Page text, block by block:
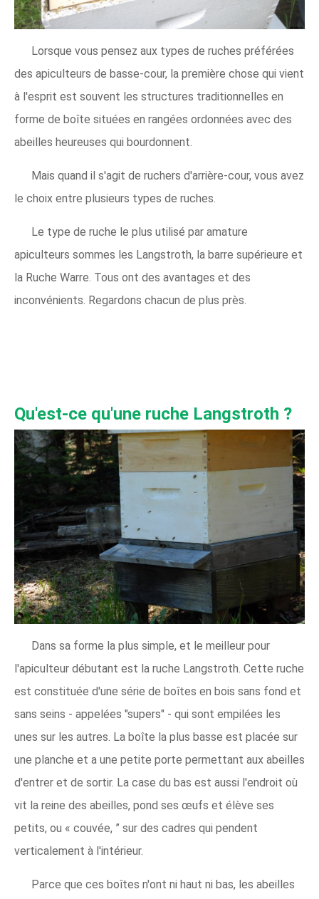
Lorsque vous pensez aux types de ruches préférées
des apiculteurs de basse-cour, la première chose qui vient
à l'esprit est souvent les structures traditionnelles en
forme de boîte situées en rangées ordonnées avec des
abeilles heureuses qui bourdonnent.
Mais quand il s'agit de ruchers d'arrière-cour, vous avez
le choix entre plusieurs types de ruches.
Le type de ruche le plus utilisé par amature
apiculteurs sommes les Langstroth, la barre supérieure et
la Ruche Warre. Tous ont des avantages et des
inconvénients. Regardons chacun de plus près.
Qu'est-ce qu'une ruche Langstroth ?
Dans sa forme la plus simple, et le meilleur pour
l'apiculteur débutant est la ruche Langstroth. Cette ruche
est constituée d'une série de boîtes en bois sans fond et
sans seins - appelées "supers" - qui sont empilées les
unes sur les autres. La boîte la plus basse est placée sur
une planche et a une petite porte permettant aux abeilles
d'entrer et de sortir. La case du bas est aussi l'endroit où
vit la reine des abeilles, pond ses œufs et élève ses
petits, ou « couvée, ” sur des cadres qui pendent
verticalement à l'intérieur.
Parce que ces boîtes n'ont ni haut ni bas, les abeilles